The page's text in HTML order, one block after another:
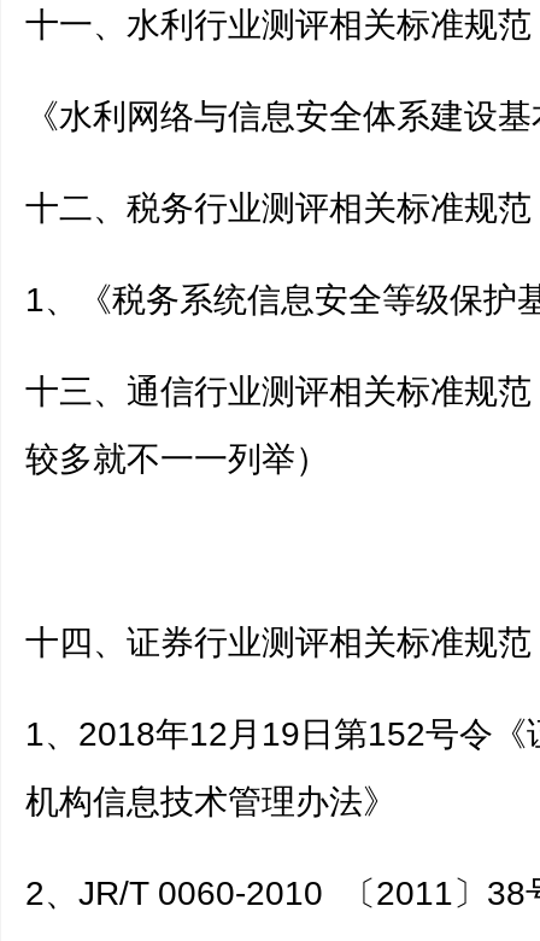
十一、水利行业测评相关标准规范
《水利网络与信息安全体系建设
十二、税务行业测评相关标准规范
1、《税务系统信息安全等级保护
十三、通信行业测评相关标准规
较多就不一一列举）
十四、证券行业测评相关标准规范
1、2018年12月19日第152号令《
机构信息技术管理办法》
2、JR/T 0060-2010 〔2011〕38